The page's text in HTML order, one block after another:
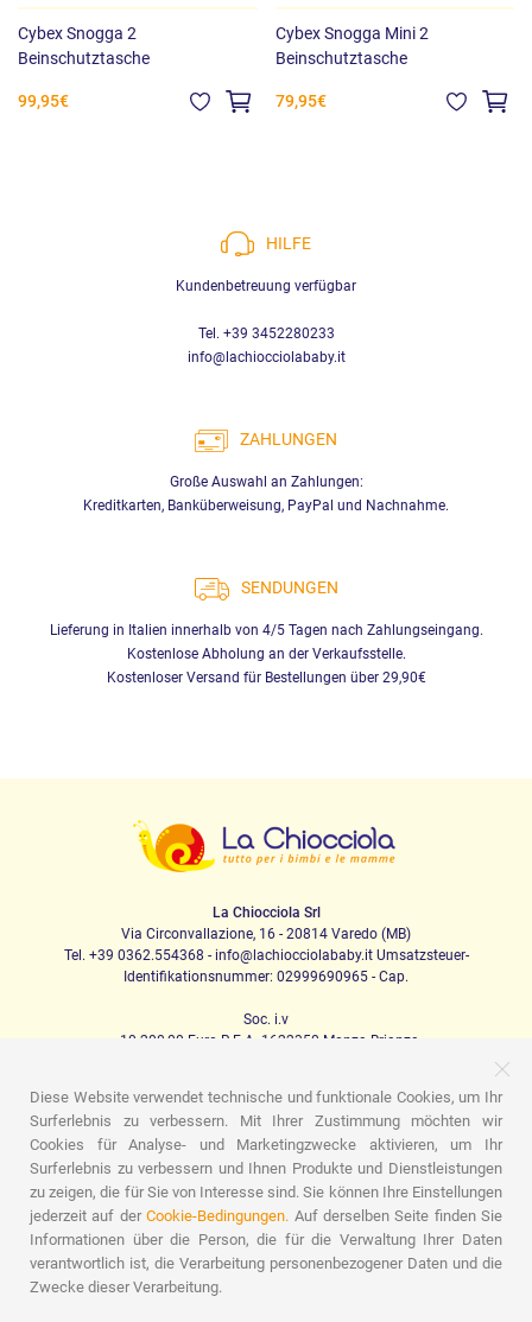
Cybex Snogga 2
Beinschutztasche
99,95€
Cybex Snogga Mini 2
Beinschutztasche
79,95€
HILFE
Kundenbetreuung verfügbar
Tel. +39 3452280233
info@lachiocciolababy.it
ZAHLUNGEN
Große Auswahl an Zahlungen:
Kreditkarten, Banküberweisung, PayPal und Nachnahme.
SENDUNGEN
Lieferung in Italien innerhalb von 4/5 Tagen nach Zahlungseingang.
Kostenlose Abholung an der Verkaufsstelle.
Kostenloser Versand für Bestellungen über 29,90€
La Chiocciola Srl
Via Circonvallazione, 16 - 20814 Varedo (MB)
Tel. +39 0362.554368 - info@lachiocciolababy.it Umsatzsteuer-
Identifikationsnummer: 02999690965 - Cap.
Soc. i.v
. 10.200,00 Euro R.E.A. 1622350 Monza Brianza
PRODOTTI
Ich laufe
Kindersitze Das Haus
Babynahrung
Schlafen
Babyhygiene Mama und Baby
Bekleidung
Spiel
Geschenk-Karte Set für Babys
Geschenk-Ideen
Zimmer für Kinder
Werbeaktionen Marchi
Diese Website verwendet technische und funktionale Cookies, um Ihr
Surferlebnis zu verbessern. Mit Ihrer Zustimmung möchten wir
Cookies für Analyse- und Marketingzwecke aktivieren, um Ihr
Surferlebnis zu verbessern und Ihnen Produkte und Dienstleistungen
zu zeigen, die für Sie von Interesse sind. Sie können Ihre Einstellungen
jederzeit auf derCookie-Bedingungen. Auf derselben Seite finden Sie
Informationen über die Person, die für die Verwaltung Ihrer Daten
verantwortlich ist, die Verarbeitung personenbezogener Daten und die
Zwecke dieser Verarbeitung.